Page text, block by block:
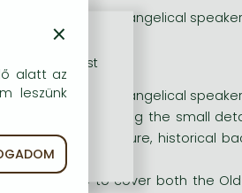
respected evangelical
respected evangelical
way. Avoiding the small
Israel. The culture, historical
to use guide to cover both the
×
alatt az
leszünk
szolgáltatást